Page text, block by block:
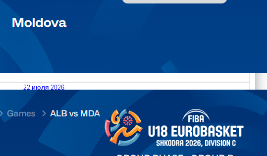
22 июля 2026
23.07.2026 Albania vs Moldova FIBA U18 EuroBasket 2026,
Division C
Читать далее